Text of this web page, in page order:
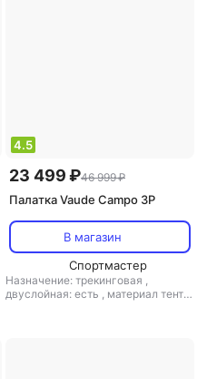
4.5
23 499 ₽46 999 ₽
Палатка Vaude Campo 3P
В магазин
Спортмастер
Назначение: трекинговая ,
двуслойная: есть , материал тента: